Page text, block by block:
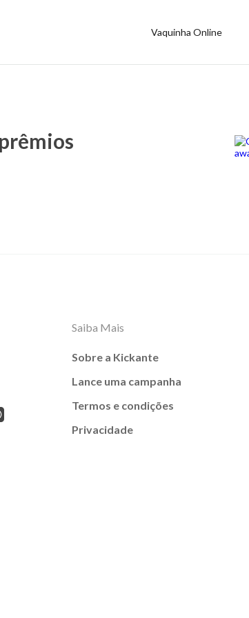
Vaquinha Online
Saiba Mais
Sobre a Kickante
Lance uma campanha
Termos e condições
Privacidade